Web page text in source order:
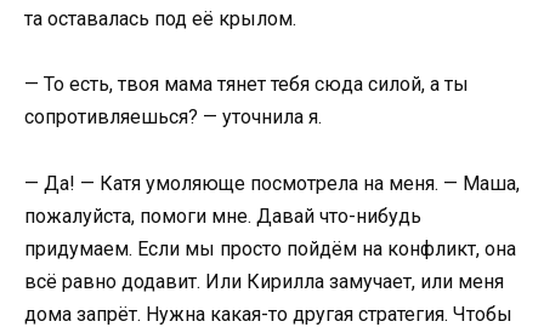
та оставалась под её крылом.
— То есть, твоя мама тянет тебя сюда силой, а ты
сопротивляешься? — уточнила я.
— Да! — Катя умоляюще посмотрела на меня. — Маша,
пожалуйста, помоги мне. Давай что-нибудь
придумаем. Если мы просто пойдём на конфликт, она
всё равно додавит. Или Кирилла замучает, или меня
дома запрёт. Нужна какая-то другая стратегия. Чтобы